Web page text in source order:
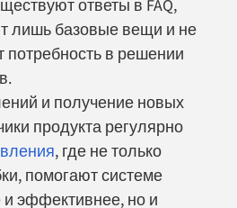
ответы в FAQ,
лишь базовые вещи и не
потребность в решении
и получение новых
продукта регулярно
, где не только
помогают системе
и эффективнее, но и